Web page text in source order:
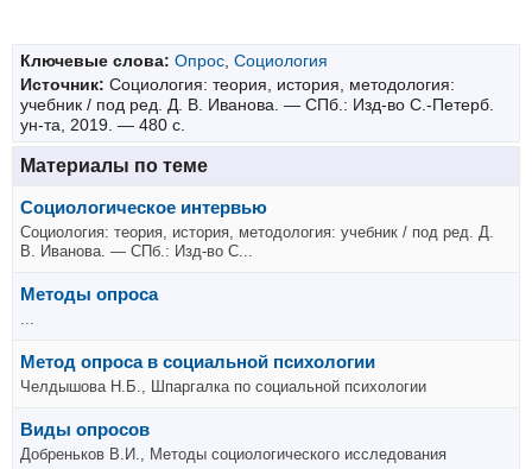
Ключевые слова: Опрос, Социология
Источник: Социология: теория, история, методология:
учебник / под ред. Д. В. Иванова. — СПб.: Изд-во С.-Петерб.
ун-та, 2019. — 480 с.
Материалы по теме
Социологическое интервью
Социология: теория, история, методология: учебник / под ред. Д.
В. Иванова. — СПб.: Изд-во С...
Методы опроса
...
Метод опроса в социальной психологии
Челдышова Н.Б., Шпаргалка по социальной психологии
Виды опросов
Добреньков В.И., Методы социологического исследования